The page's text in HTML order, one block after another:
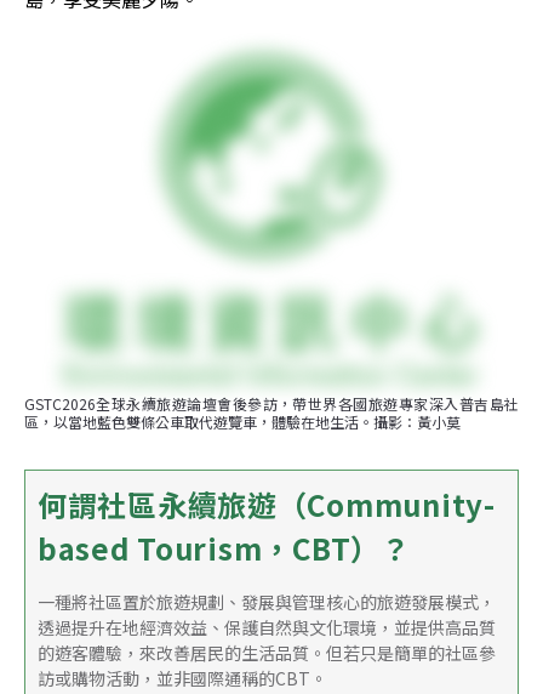
GSTC2026全球永續旅遊論壇會後參訪，帶世界各國旅遊專家深入普吉島社
區，以當地藍色雙條公車取代遊覽車，體驗在地生活。攝影：黃小莫
何謂社區永續旅遊（Community-
based Tourism，CBT）？
一種將社區置於旅遊規劃、發展與管理核心的旅遊發展模式，
透過提升在地經濟效益、保護自然與文化環境，並提供高品質
的遊客體驗，來改善居民的生活品質。但若只是簡單的社區參
訪或購物活動，並非國際通稱的CBT。